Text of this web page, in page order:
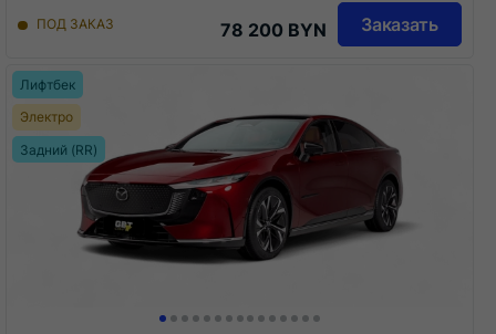
ПОД ЗАКАЗ 78 200 BYN Заказать
Лифтбек
Электро
Задний (RR)